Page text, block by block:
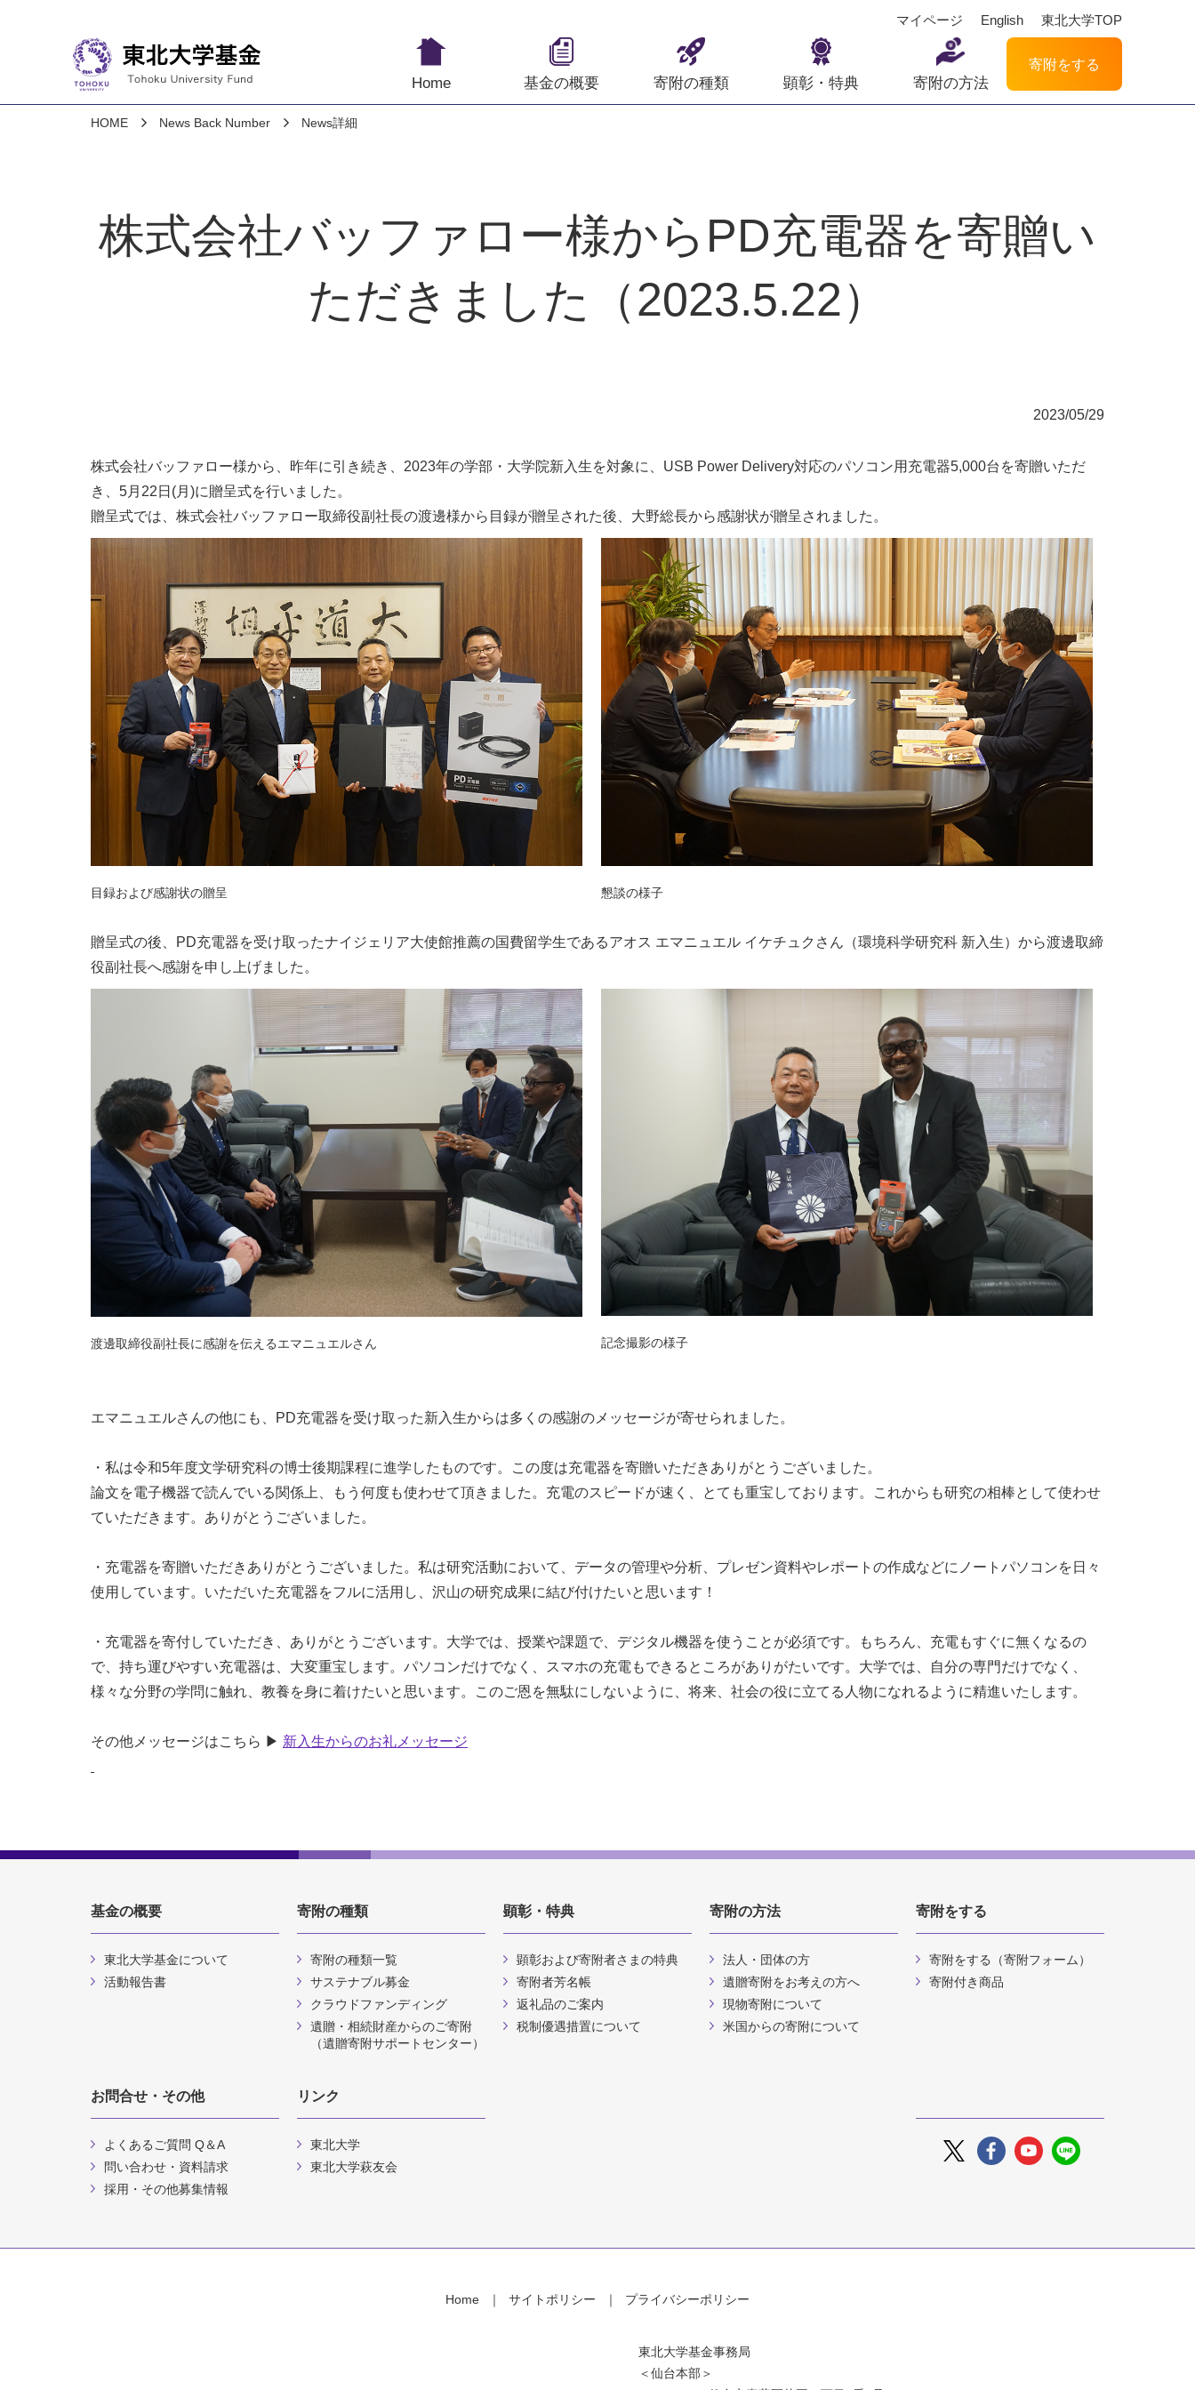
マイページ English 東北大学TOP
Home 基金の概要 寄附の種類 顕彰・特典 寄附の方法
寄附をする
HOME News Back Number News詳細
株式会社バッファロー様からPD充電器を寄贈い
ただきました（2023.5.22）
2023/05/29
株式会社バッファロー様から、昨年に引き続き、2023年の学部・大学院新入生を対象に、USB Power Delivery対応のパソコン用充電器5,000台を寄贈いただ
き、5月22日(月)に贈呈式を行いました。
贈呈式では、株式会社バッファロー取締役副社長の渡邊様から目録が贈呈された後、大野総長から感謝状が贈呈されました。
目録および感謝状の贈呈 懇談の様子
贈呈式の後、PD充電器を受け取ったナイジェリア大使館推薦の国費留学生であるアオス エマニュエル イケチュクさん（環境科学研究科 新入生）から渡邊取締
役副社長へ感謝を申し上げました。
渡邊取締役副社長に感謝を伝えるエマニュエルさん 記念撮影の様子
エマニュエルさんの他にも、PD充電器を受け取った新入生からは多くの感謝のメッセージが寄せられました。
・私は令和5年度文学研究科の博士後期課程に進学したものです。この度は充電器を寄贈いただきありがとうございました。
論文を電子機器で読んでいる関係上、もう何度も使わせて頂きました。充電のスピードが速く、とても重宝しております。これからも研究の相棒として使わせ
ていただきます。ありがとうございました。
・充電器を寄贈いただきありがとうございました。私は研究活動において、データの管理や分析、プレゼン資料やレポートの作成などにノートパソコンを日々
使用しています。いただいた充電器をフルに活用し、沢山の研究成果に結び付けたいと思います！
・充電器を寄付していただき、ありがとうございます。大学では、授業や課題で、デジタル機器を使うことが必須です。もちろん、充電もすぐに無くなるの
で、持ち運びやすい充電器は、大変重宝します。パソコンだけでなく、スマホの充電もできるところがありがたいです。大学では、自分の専門だけでなく、
様々な分野の学問に触れ、教養を身に着けたいと思います。このご恩を無駄にしないように、将来、社会の役に立てる人物になれるように精進いたします。
その他メッセージはこちら ▶ 新入生からのお礼メッセージ
基金の概要
東北大学基金について
活動報告書
寄附の種類
寄附の種類一覧
サステナブル募金
クラウドファンディング
遺贈・相続財産からのご寄附
（遺贈寄附サポートセンター）
顕彰・特典
顕彰および寄附者さまの特典
寄附者芳名帳
返礼品のご案内
税制優遇措置について
寄附の方法
法人・団体の方
遺贈寄附をお考えの方へ
現物寄附について
米国からの寄附について
寄附をする
寄附をする（寄附フォーム）
寄附付き商品
お問合せ・その他
よくあるご質問 Q＆A
問い合わせ・資料請求
採用・その他募集情報
リンク
東北大学
東北大学萩友会
Home サイトポリシー プライバシーポリシー
東北大学基金事務局
＜仙台本部＞